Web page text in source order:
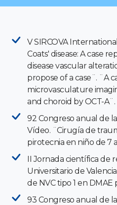
V SIRCOVA
Coats' disease: A case
disease vascular
propose of a case¨. ¨A
microvasculature
and choroid by OCT-A¨.
92 Congreso anual de
Vídeo. ¨Cirugía de
pirotecnia en niño de 7
II Jornada científica de
Universitario de
de NVC tipo 1 en DMAE
93 Congreso anual de